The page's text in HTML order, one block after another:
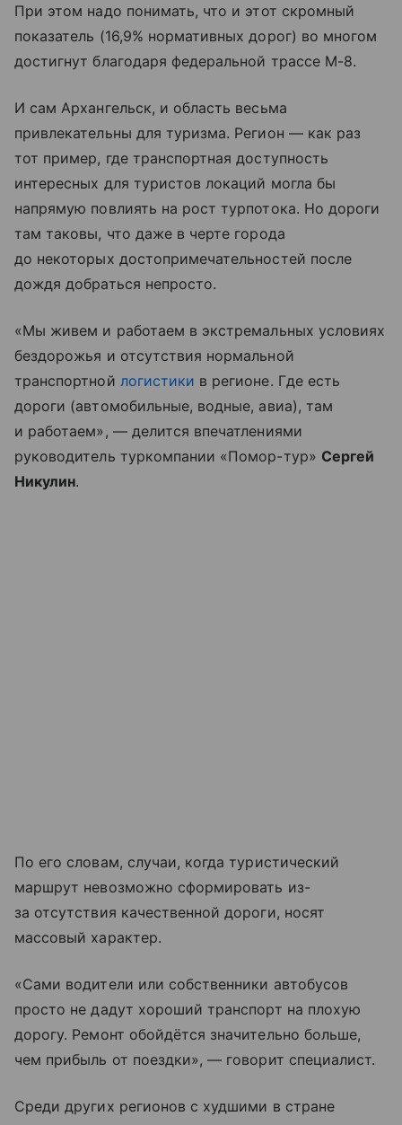
При этом надо понимать, что и этот скромный
показатель (16,9% нормативных дорог) во многом
достигнут благодаря федеральной трассе М-8.
И сам Архангельск, и область весьма
привлекательны для туризма. Регион — как раз
тот пример, где транспортная доступность
интересных для туристов локаций могла бы
напрямую повлиять на рост турпотока. Но дороги
там таковы, что даже в черте города
до некоторых достопримечательностей после
дождя добраться непросто.
«Мы живем и работаем в экстремальных условиях
бездорожья и отсутствия нормальной
транспортной логистики в регионе. Где есть
дороги (автомобильные, водные, авиа), там
и работаем», — делится впечатлениями
руководитель туркомпании «Помор-тур» Сергей
Никулин.
По его словам, случаи, когда туристический
маршрут невозможно сформировать из-
за отсутствия качественной дороги, носят
массовый характер.
«Сами водители или собственники автобусов
просто не дадут хороший транспорт на плохую
дорогу. Ремонт обойдётся значительно больше,
чем прибыль от поездки», — говорит специалист.
Среди других регионов с худшими в стране